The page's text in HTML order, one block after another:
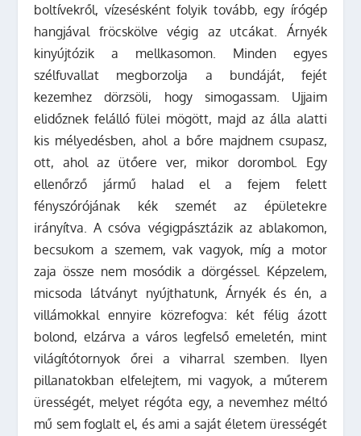
boltívekről, vízesésként folyik tovább, egy írógép
hangjával fröcskölve végig az utcákat. Árnyék
kinyújtózik a mellkasomon. Minden egyes
szélfuvallat megborzolja a bundáját, fejét
kezemhez dörzsöli, hogy simogassam. Ujjaim
elidőznek felálló fülei mögött, majd az álla alatti
kis mélyedésben, ahol a bőre majdnem csupasz,
ott, ahol az ütőere ver, mikor dorombol. Egy
ellenőrző jármű halad el a fejem felett
fényszórójának kék szemét az épületekre
irányítva. A csóva végigpásztázik az ablakomon,
becsukom a szemem, vak vagyok, míg a motor
zaja össze nem mosódik a dörgéssel. Képzelem,
micsoda látványt nyújthatunk, Árnyék és én, a
villámokkal ennyire közrefogva: két félig ázott
bolond, elzárva a város legfelső emeletén, mint
világítótornyok őrei a viharral szemben. Ilyen
pillanatokban elfelejtem, mi vagyok, a műterem
ürességét, melyet régóta egy, a nevemhez méltó
mű sem foglalt el, és ami a saját életem ürességét